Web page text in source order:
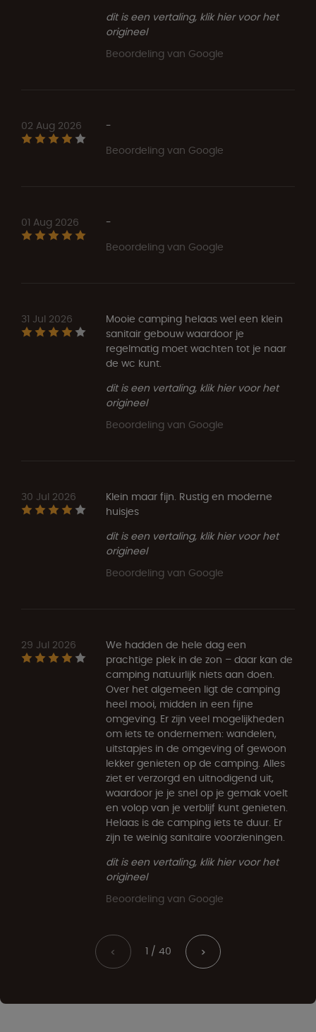
dit is een vertaling, klik hier voor het
origineel
Beoordeling van Google
02 Aug 2026
-
Beoordeling van Google
01 Aug 2026
-
Beoordeling van Google
31 Jul 2026
Mooie camping helaas wel een klein
sanitair gebouw waardoor je
regelmatig moet wachten tot je naar
de wc kunt.
dit is een vertaling, klik hier voor het
origineel
Beoordeling van Google
30 Jul 2026
Klein maar fijn. Rustig en moderne
huisjes
dit is een vertaling, klik hier voor het
origineel
Beoordeling van Google
29 Jul 2026
We hadden de hele dag een
prachtige plek in de zon – daar kan de
camping natuurlijk niets aan doen.
Over het algemeen ligt de camping
heel mooi, midden in een fijne
omgeving. Er zijn veel mogelijkheden
om iets te ondernemen: wandelen,
uitstapjes in de omgeving of gewoon
lekker genieten op de camping. Alles
ziet er verzorgd en uitnodigend uit,
waardoor je je snel op je gemak voelt
en volop van je verblijf kunt genieten.
Helaas is de camping iets te duur. Er
zijn te weinig sanitaire voorzieningen.
dit is een vertaling, klik hier voor het
origineel
Beoordeling van Google
< 1 / 40 >